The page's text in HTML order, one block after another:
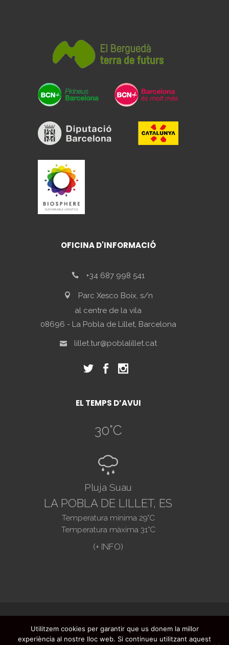
OFICINA D'INFORMACIÓ
+34 687 998 541
Parc Xesco Boix, s/n
al centre de la vila
08696 - La Pobla de Lillet, Barcelona
lillet.tur@poblalillet.cat
EL TEMPS D’AVUI
30°C
R
Pluja Suau
LA POBLA DE LILLET, ES
Temperatura mínima 29°C
Temperatura màxima 31°C
Preguntes freqüents- Registre butlletí -
Utilitzem cookies per garantir que us donem la millor
experiència al nostre lloc web. Si continueu utilitzant aquest